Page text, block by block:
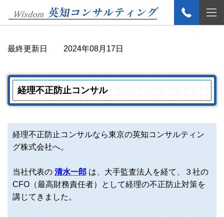
最終更新日 2024年08月17日
経理不正防止コンサル
経理不正防止コンサルなら東京の英知コンサルティン
グ株式会社へ。
当社代表の 清水一郎 は、大手監査法人を経て、３社の
CFO（最高財務責任者）として経理の不正防止対策を
講じてきました。